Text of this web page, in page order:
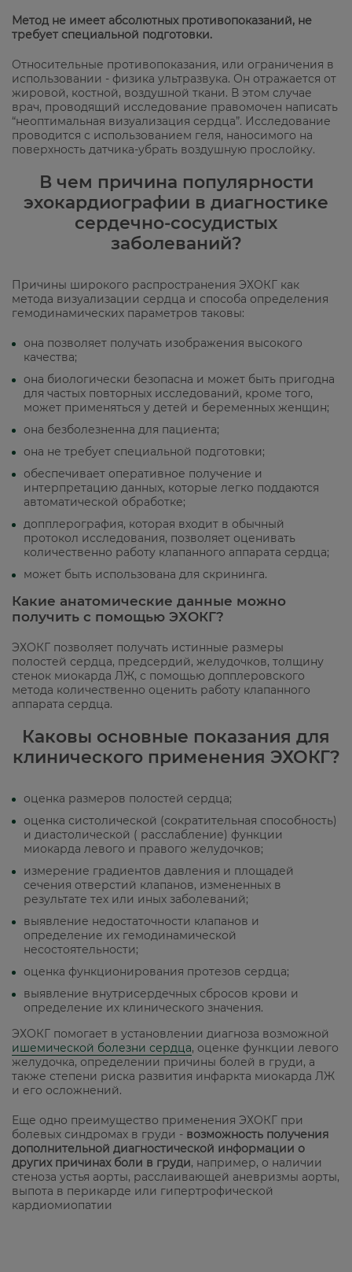
Метод не имеет абсолютных противопоказаний, не
требует специальной подготовки.
Относительные противопоказания, или ограничения в
использовании - физика ультразвука. Он отражается от
жировой, костной, воздушной ткани. В этом случае
врач, проводящий исследование правомочен написать
“неоптимальная визуализация сердца”. Исследование
проводится с использованием геля, наносимого на
поверхность датчика-убрать воздушную прослойку.
В чем причина популярности
эхокардиографии в диагностике
сердечно-сосудистых
заболеваний?
Причины широкого распространения ЭХОКГ как
метода визуализации сердца и способа определения
гемодинамических параметров таковы:
она позволяет получать изображения высокого
качества;
она биологически безопасна и может быть пригодна
для частых повторных исследований, кроме того,
может применяться у детей и беременных женщин;
она безболезненна для пациента;
она не требует специальной подготовки;
обеспечивает оперативное получение и
интерпретацию данных, которые легко поддаются
автоматической обработке;
допплерография, которая входит в обычный
протокол исследования, позволяет оценивать
количественно работу клапанного аппарата сердца;
может быть использована для скрининга.
Какие анатомические данные можно
получить с помощью ЭХОКГ?
ЭХОКГ позволяет получать истинные размеры
полостей сердца, предсердий, желудочков, толщину
стенок миокарда ЛЖ, с помощью допплеровского
метода количественно оценить работу клапанного
аппарата сердца.
Каковы основные показания для
клинического применения ЭХОКГ?
оценка размеров полостей сердца;
оценка систолической (сократительная способность)
и диастолической ( расслабление) функции
миокарда левого и правого желудочков;
измерение градиентов давления и площадей
сечения отверстий клапанов, измененных в
результате тех или иных заболеваний;
выявление недостаточности клапанов и
определение их гемодинамической
несостоятельности;
оценка функционирования протезов сердца;
выявление внутрисердечных сбросов крови и
определение их клинического значения.
ЭХОКГ помогает в установлении диагноза возможной
ишемической болезни сердца, оценке функции левого
желудочка, определении причины болей в груди, а
также степени риска развития инфаркта миокарда ЛЖ
и его осложнений.
Еще одно преимущество применения ЭХОКГ при
болевых синдромах в груди - возможность получения
дополнительной диагностической информации о
других причинах боли в груди, например, о наличии
стеноза устья аорты, расслаивающей аневризмы аорты,
выпота в перикарде или гипертрофической
кардиомиопатии